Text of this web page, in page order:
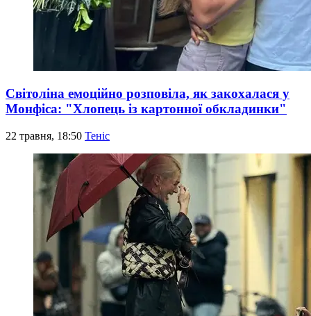
Світоліна емоційно розповіла, як закохалася у
Монфіса: "Хлопець із картонної обкладинки"
22 травня, 18:50 Теніс